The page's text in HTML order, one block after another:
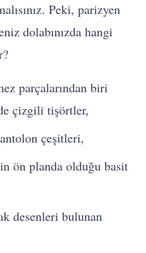
Peki, parizyen
dolabınızda hangi
parçalarından biri
çizgili tişörtler,
çeşitleri,
ön planda olduğu basit
desenleri bulunan